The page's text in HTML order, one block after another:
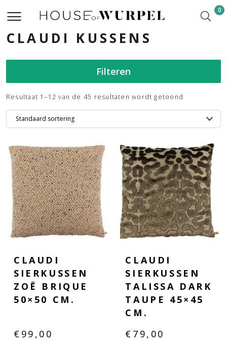
0
CLAUDI KUSSENS
Filteren
Resultaat 1–12 van de 45 resultaten wordt getoond
CLAUDI
SIERKUSSEN
ZOË BRIQUE
50×50 CM.
€ 99,00
CLAUDI
SIERKUSSEN
TALISSA DARK
TAUPE 45×45
CM.
€ 79,00